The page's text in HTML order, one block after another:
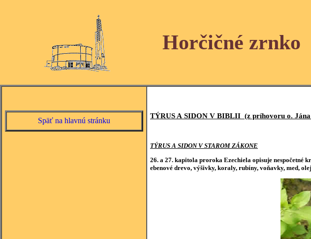
Horčičné zrnko
Späť na hlavnú stránku
TÝRUS A SIDON V BIBLII (z príhovoru o.
TÝRUS A SIDON V STAROM ZÁKONE
26. a 27. kapitola proroka Ezechiela opisuje
ebenové drevo, výšivky, koraly, rubíny, voňavky, med,